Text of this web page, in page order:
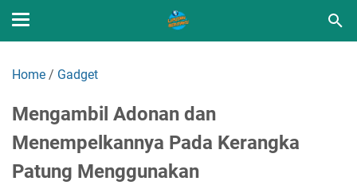
Home / Gadget
Mengambil Adonan dan
Menempelkannya Pada Kerangka
Patung Menggunakan